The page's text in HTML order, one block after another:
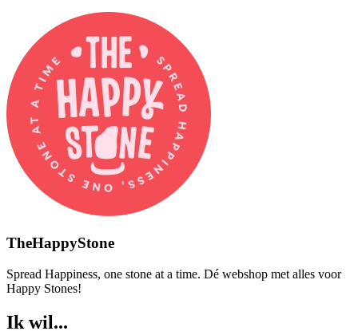
TheHappyStone
Spread Happiness, one stone at a time. Dé webshop met alles voor
Happy Stones!
Ik wil...